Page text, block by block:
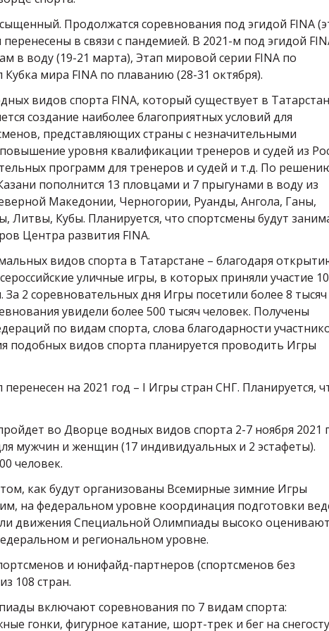
Продолжатся соревнования под эгидой FINA
в связи с пандемией. В 2021-м под эгидой
в воду (19-21 марта), Этап мировой серии FINA по
мира FINA по плаванию (28-31 октября).
видов спорта FINA, который существует в
создание наиболее благоприятных условий для
представляющих страны с незначительными
уровня квалификации тренеров и судей из
программ для тренеров и судей и т.д. По
пополнится 13 пловцами и 7 прыгунами в воду из
Македонии, Черногории, Руанды, Ангола, Ганы,
Литвы, Кубы. Планируется, что спортсмены будут
Центра развития FINA.
видов спорта в Татарстане – благодаря
уличные игры, в которых приняли участие
2 соревновательных дня Игры посетили более 8 тысяч
увидели более 500 тысяч человек. Получены
по видам спорта, слова благодарности
подобных видов спорта планируется проводить Игры
на 2021 год – I Игры стран СНГ. Планируется,
во Дворце водных видов спорта 2-7 ноября 2021
мужчин и женщин (17 индивидуальных и 2 эстафеты).
человек.
как будут организованы Всемирные зимние Игры
на федеральном уровне координация подготовки
движения Специальной Олимпиады высоко оценивают
и региональном уровне.
и юнифайд-партнеров (спортсменов без
108 стран.
включают соревнования по 7 видам спорта:
гонки, фигурное катание, шорт-трек и бег на